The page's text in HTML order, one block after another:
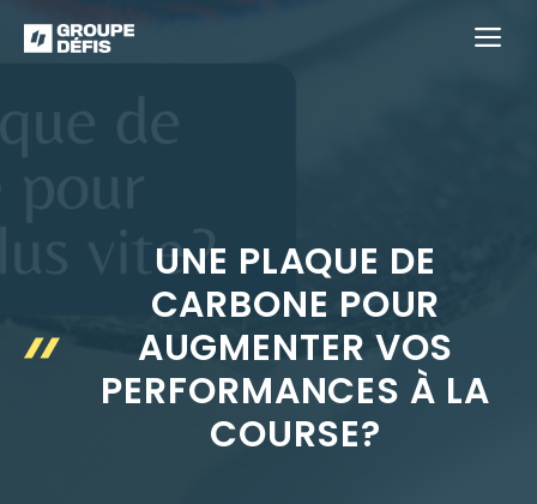
au
UNE PLAQUE DE
CARBONE POUR
AUGMENTER VOS
PERFORMANCES À LA
COURSE?